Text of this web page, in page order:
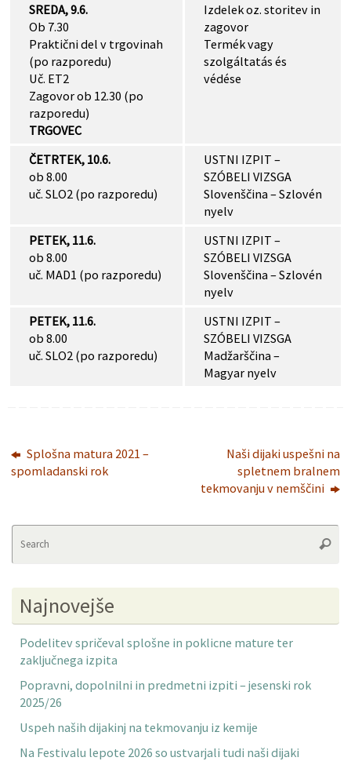
SREDA, 9.6.
Ob 7.30
Praktični del v trgovinah
(po razporedu)
Uč. ET2
Zagovor ob 12.30 (po
razporedu)
TRGOVEC
Izdelek oz. storitev in
zagovor
Termék vagy
szolgáltatás és
védése
ČETRTEK, 10.6.
ob 8.00
uč. SLO2 (po razporedu)
USTNI IZPIT –
SZÓBELI VIZSGA
Slovenščina – Szlovén
nyelv
PETEK, 11.6.
ob 8.00
uč. MAD1 (po razporedu)
USTNI IZPIT –
SZÓBELI VIZSGA
Slovenščina – Szlovén
nyelv
PETEK, 11.6.
ob 8.00
uč. SLO2 (po razporedu)
USTNI IZPIT –
SZÓBELI VIZSGA
Madžarščina –
Magyar nyelv
Splošna matura 2021 –
spomladanski rok
Naši dijaki uspešni na
spletnem bralnem
tekmovanju v nemščini
Najnovejše
Podelitev spričeval splošne in poklicne mature ter
zaključnega izpita
Popravni, dopolnilni in predmetni izpiti – jesenski rok
2025/26
Uspeh naših dijakinj na tekmovanju iz kemije
Na Festivalu lepote 2026 so ustvarjali tudi naši dijaki